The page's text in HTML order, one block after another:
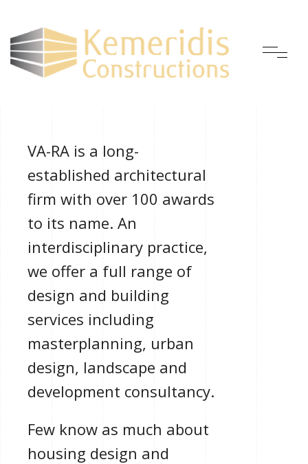
VA-RA is a long-
established architectural
firm with over 100 awards
to its name. An
interdisciplinary practice,
we offer a full range of
design and building
services including
masterplanning, urban
design, landscape and
development consultancy.
Few know as much about
housing design and